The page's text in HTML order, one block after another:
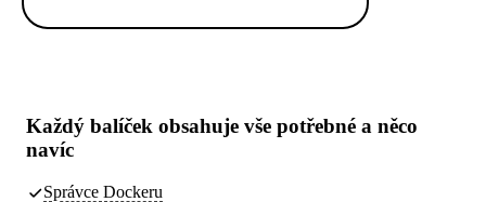
Každý balíček obsahuje vše potřebné a něco
navíc
Správce Dockeru